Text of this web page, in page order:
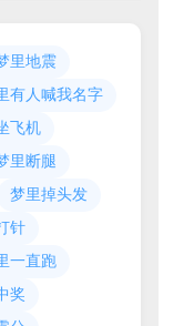
里地震
有人喊我名字
飞机
里断腿
梦里掉头发
针
一直跑
奖